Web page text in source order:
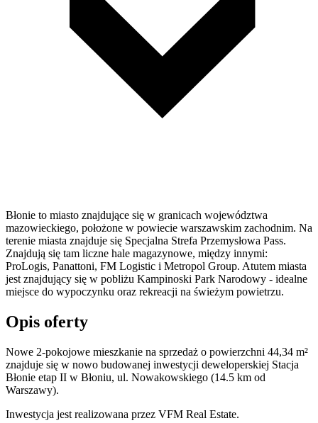
Błonie to miasto znajdujące się w granicach województwa
mazowieckiego, położone w powiecie warszawskim zachodnim. Na
terenie miasta znajduje się Specjalna Strefa Przemysłowa Pass.
Znajdują się tam liczne hale magazynowe, między innymi:
ProLogis, Panattoni, FM Logistic i Metropol Group. Atutem miasta
jest znajdujący się w pobliżu Kampinoski Park Narodowy - idealne
miejsce do wypoczynku oraz rekreacji na świeżym powietrzu.
Opis oferty
Nowe 2-pokojowe mieszkanie na sprzedaż o powierzchni 44,34 m²
znajduje się w nowo budowanej inwestycji deweloperskiej Stacja
Błonie etap II w Błoniu, ul. Nowakowskiego (14.5 km od
Warszawy).
Inwestycja jest realizowana przez VFM Real Estate.